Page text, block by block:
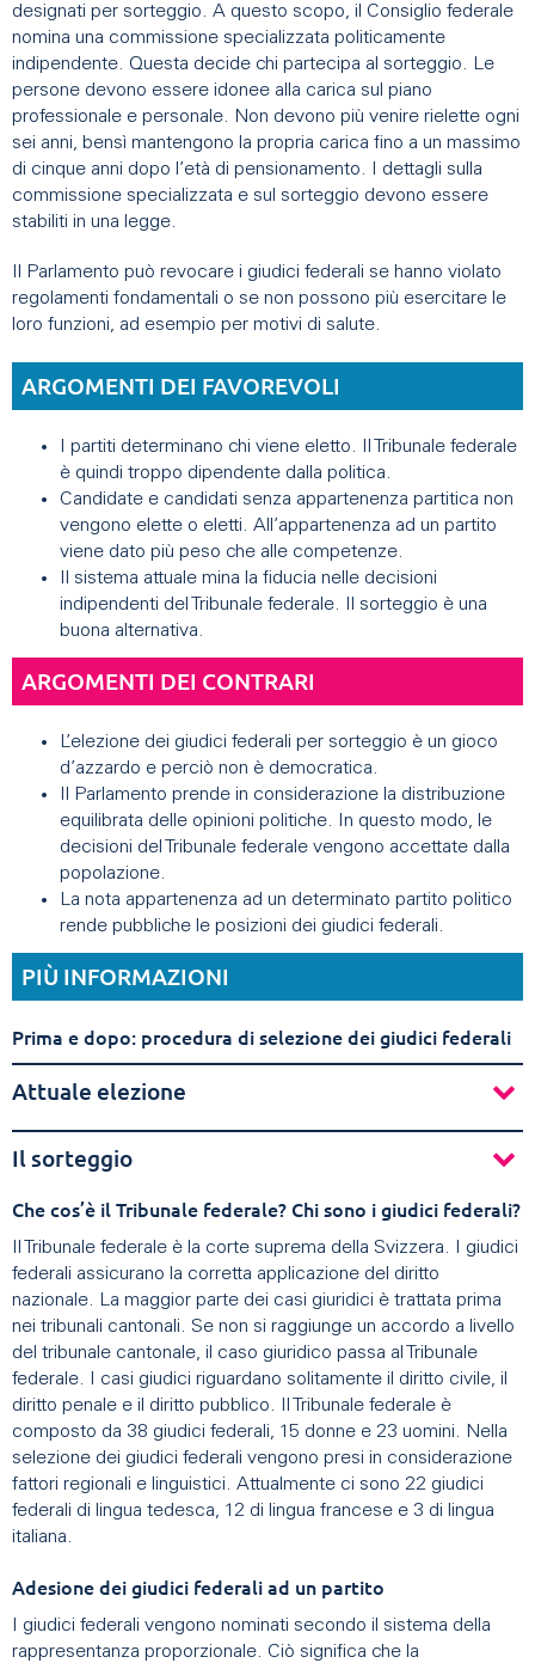
designati per sorteggio. A questo scopo, il Consiglio federale
nomina una commissione specializzata politicamente
indipendente. Questa decide chi partecipa al sorteggio. Le
persone devono essere idonee alla carica sul piano
professionale e personale. Non devono più venire rielette ogni
sei anni, bensì mantengono la propria carica fino a un massimo
di cinque anni dopo l’età di pensionamento. I dettagli sulla
commissione specializzata e sul sorteggio devono essere
stabiliti in una legge.
Il Parlamento può revocare i giudici federali se hanno violato
regolamenti fondamentali o se non possono più esercitare le
loro funzioni, ad esempio per motivi di salute.
ARGOMENTI DEI FAVOREVOLI
I partiti determinano chi viene eletto. Il Tribunale federale
è quindi troppo dipendente dalla politica.
Candidate e candidati senza appartenenza partitica non
vengono elette o eletti. All’appartenenza ad un partito
viene dato più peso che alle competenze.
Il sistema attuale mina la fiducia nelle decisioni
indipendenti del Tribunale federale. Il sorteggio è una
buona alternativa.
ARGOMENTI DEI CONTRARI
L’elezione dei giudici federali per sorteggio è un gioco
d’azzardo e perciò non è democratica.
Il Parlamento prende in considerazione la distribuzione
equilibrata delle opinioni politiche. In questo modo, le
decisioni del Tribunale federale vengono accettate dalla
popolazione.
La nota appartenenza ad un determinato partito politico
rende pubbliche le posizioni dei giudici federali.
PIÙ INFORMAZIONI
Prima e dopo: procedura di selezione dei giudici federali
Attuale elezione
Il sorteggio
Che cos’è il Tribunale federale? Chi sono i giudici federali?
Il Tribunale federale è la corte suprema della Svizzera. I giudici
federali assicurano la corretta applicazione del diritto
nazionale. La maggior parte dei casi giuridici è trattata prima
nei tribunali cantonali. Se non si raggiunge un accordo a livello
del tribunale cantonale, il caso giuridico passa al Tribunale
federale. I casi giudici riguardano solitamente il diritto civile, il
diritto penale e il diritto pubblico. Il Tribunale federale è
composto da 38 giudici federali, 15 donne e 23 uomini. Nella
selezione dei giudici federali vengono presi in considerazione
fattori regionali e linguistici. Attualmente ci sono 22 giudici
federali di lingua tedesca, 12 di lingua francese e 3 di lingua
italiana.
Adesione dei giudici federali ad un partito
I giudici federali vengono nominati secondo il sistema della
rappresentanza proporzionale. Ciò significa che la